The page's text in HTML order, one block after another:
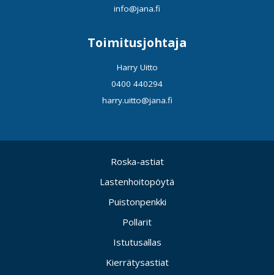
info@jana.fi
Toimitusjohtaja
Harry Uitto
0400 440294
harry.uitto@jana.fi
Roska-astiat
Lastenhoitopöytä
Puistonpenkki
Pollarit
Istutusallas
Kierrätysastiat